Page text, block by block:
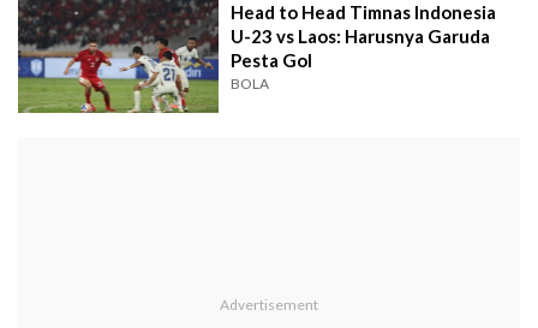
Head to Head Timnas Indonesia
U-23 vs Laos: Harusnya Garuda
Pesta Gol
BOLA